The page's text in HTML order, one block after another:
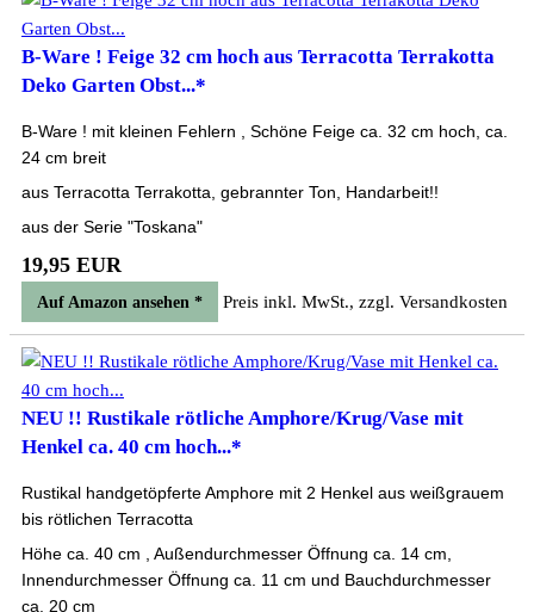
B-Ware ! Feige 32 cm hoch aus Terracotta Terrakotta
Deko Garten Obst...*
B-Ware ! mit kleinen Fehlern , Schöne Feige ca. 32 cm hoch, ca.
24 cm breit
aus Terracotta Terrakotta, gebrannter Ton, Handarbeit!!
aus der Serie "Toskana"
19,95 EUR
Auf Amazon ansehen * Preis inkl. MwSt., zzgl. Versandkosten
NEU !! Rustikale rötliche Amphore/Krug/Vase mit
Henkel ca. 40 cm hoch...*
Rustikal handgetöpferte Amphore mit 2 Henkel aus weißgrauem
bis rötlichen Terracotta
Höhe ca. 40 cm , Außendurchmesser Öffnung ca. 14 cm,
Innendurchmesser Öffnung ca. 11 cm und Bauchdurchmesser
ca. 20 cm